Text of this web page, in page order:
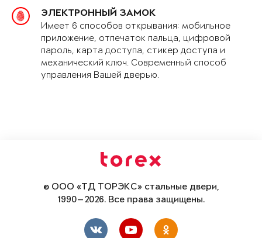
ЭЛЕКТРОННЫЙ ЗАМОК
Имеет 6 способов открывания: мобильное
приложение, отпечаток пальца, цифровой
пароль, карта доступа, стикер доступа и
механический ключ. Современный способ
управления Вашей дверью.
© ООО «ТД ТОРЭКС» стальные двери,
1990—2026. Все права защищены.